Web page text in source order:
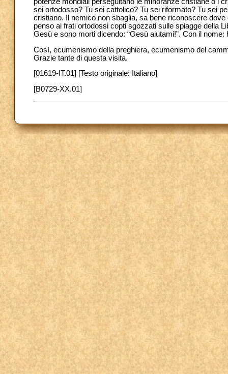
sei ortodosso? Tu sei cattolico? Tu sei riformato? Tu sei
cristiano. Il nemico non sbaglia, sa bene riconoscere
penso ai frati ortodossi copti sgozzati sulle spiagge della
Gesù e sono morti dicendo: “Gesù aiutami!”. Con il
Così, ecumenismo della preghiera, ecumenismo del
Grazie tante di questa visita.
[01619-IT.01] [Testo originale: Italiano]
[B0729-XX.01]